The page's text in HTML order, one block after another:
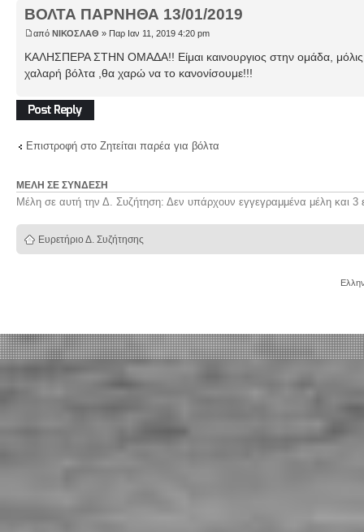
ΒΟΛΤΑ ΠΑΡΝΗΘΑ 13/01/2019
από ΝΙΚΟΣΛΑΘ » Παρ Ιαν 11, 2019 4:20 pm
ΚΑΛΗΣΠΕΡΑ ΣΤΗΝ ΟΜΑΔΑ!! Είμαι καινουργιος στην ομάδα, μόλις
χαλαρή βόλτα ,θα χαρώ να το κανονίσουμε!!!
Δημιουργία
απάντησης
Επιστροφή στο Ζητείται παρέα για βόλτα
ΜΈΛΗ ΣΕ ΣΎΝΔΕΣΗ
Μέλη σε αυτή την Δ. Συζήτηση: Δεν υπάρχουν εγγεγραμμένα μέλη και 3
Ευρετήριο Δ. Συζήτησης